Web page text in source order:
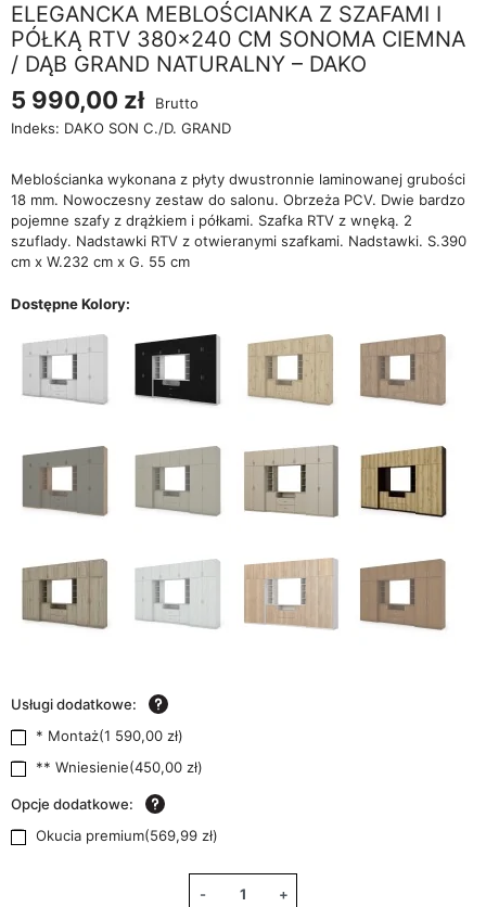
ELEGANCKA MEBLOŚCIANKA Z SZAFAMI I
PÓŁKĄ RTV 380×240 CM SONOMA CIEMNA
/ DĄB GRAND NATURALNY – DAKO
5 990,00 zł
Brutto
Indeks: DAKO SON C./D. GRAND
Meblościanka wykonana z płyty dwustronnie laminowanej grubości
18 mm. Nowoczesny zestaw do salonu. Obrzeża PCV. Dwie bardzo
pojemne szafy z drążkiem i półkami. Szafka RTV z wnęką. 2
szuflady. Nadstawki RTV z otwieranymi szafkami. Nadstawki. S.390
cm x W.232 cm x G. 55 cm
Dostępne Kolory:
Usługi dodatkowe:
* Montaż(1 590,00 zł)
** Wniesienie(450,00 zł)
Opcje dodatkowe:
Okucia premium(569,99 zł)
- +